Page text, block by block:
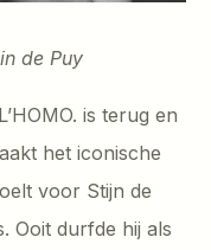
de Puy
is terug en
het iconische
voor Stijn de
Ooit durfde hij als